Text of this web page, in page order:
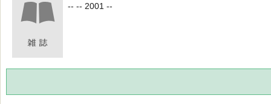
-- -- 2001 --